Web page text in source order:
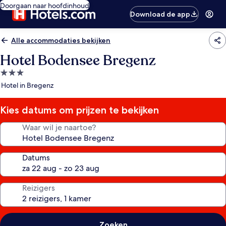
Doorgaan naar hoofdinhoud
Download de app
Alle accommodaties bekijken
Hotel Bodensee Bregenz
3.0-
sterrenaccommodatie
Hotel in Bregenz
Kies datums om prijzen te bekijken
Waar wil je naartoe?
Datums
Reizigers